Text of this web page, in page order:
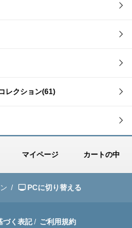
レクション(61)
マイページ カートの中
ン / PCに切り替える
づく表記/ ご利用規約